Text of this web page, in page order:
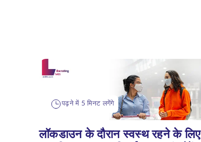
पढ़ने में 5 मिनट लगेंगे
लॉकडाउन के दौरान स्वस्थ रहने के लिए